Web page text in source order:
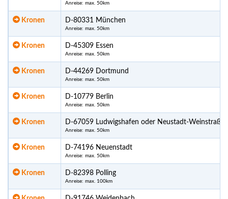
Anreise: max. 50km
Kronen D-80331 München
Anreise: max. 50km
Kronen D-45309 Essen
Anreise: max. 50km
Kronen D-44269 Dortmund
Anreise: max. 50km
Kronen D-10779 Berlin
Anreise: max. 50km
Kronen D-67059 Ludwigshafen oder Neustadt-Weinstraße
Anreise: max. 50km
Kronen D-74196 Neuenstadt
Anreise: max. 50km
Kronen D-82398 Polling
Anreise: max. 100km